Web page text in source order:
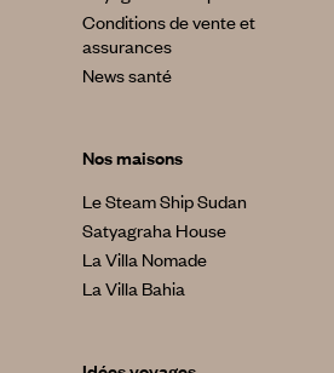
Conditions de vente et
assurances
News santé
Nos maisons
Le Steam Ship Sudan
Satyagraha House
La Villa Nomade
La Villa Bahia